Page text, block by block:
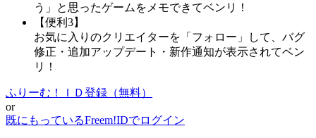
う」と思ったゲームをメモできてベンリ！
【便利3】
お気に入りのクリエイターを「フォロー」して、バグ
修正・追加アップデート・新作通知が表示されてベン
リ！
ふりーむ！ＩＤ登録（無料）
or
既にもっているFreem!IDでログイン